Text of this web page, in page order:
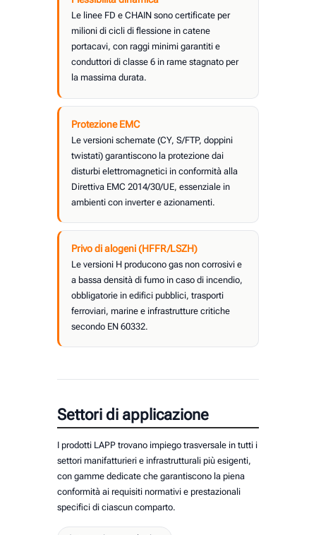
Le linee FD e CHAIN sono certificate per
milioni di cicli di flessione in catene
portacavi, con raggi minimi garantiti e
conduttori di classe 6 in rame stagnato per
la massima durata.
Protezione EMC
Le versioni schemate (CY, S/FTP, doppini
twistati) garantiscono la protezione dai
disturbi elettromagnetici in conformità alla
Direttiva EMC 2014/30/UE, essenziale in
ambienti con inverter e azionamenti.
Privo di alogeni (HFFR/LSZH)
Le versioni H producono gas non corrosivi e
a bassa densità di fumo in caso di incendio,
obbligatorie in edifici pubblici, trasporti
ferroviari, marine e infrastrutture critiche
secondo EN 60332.
Settori di applicazione
I prodotti LAPP trovano impiego trasversale in tutti i
settori manifatturieri e infrastrutturali più esigenti,
con gamme dedicate che garantiscono la piena
conformità ai requisiti normativi e prestazionali
specifici di ciascun comparto.